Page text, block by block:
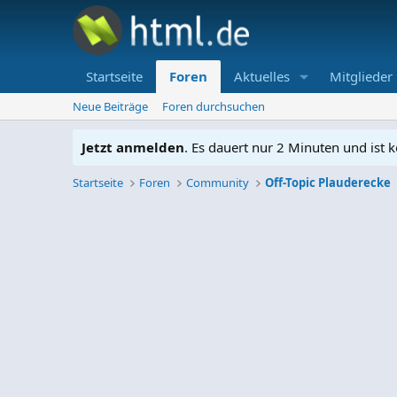
Startseite Foren Aktuelles Mitglieder
Neue Beiträge Foren durchsuchen
Jetzt anmelden. Es dauert nur 2 Minuten und ist
Startseite Foren Community Off-Topic Plauderecke